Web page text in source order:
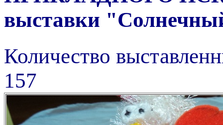
выставки
Количество
157